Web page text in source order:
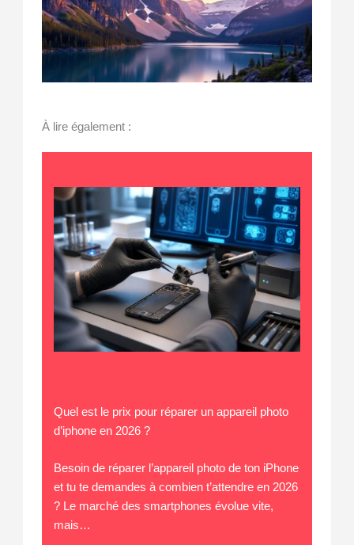
À lire également :
Quel est le prix pour réparer un appareil photo
d’iphone en 2026 ?
Besoin de réparer l’appareil photo de ton iPhone
et tu te demandes à combien t’attendre en 2026
? Le marché des smartphones évolue vite,
mais…